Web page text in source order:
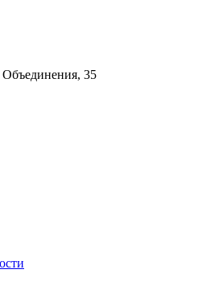
Объединения, 35